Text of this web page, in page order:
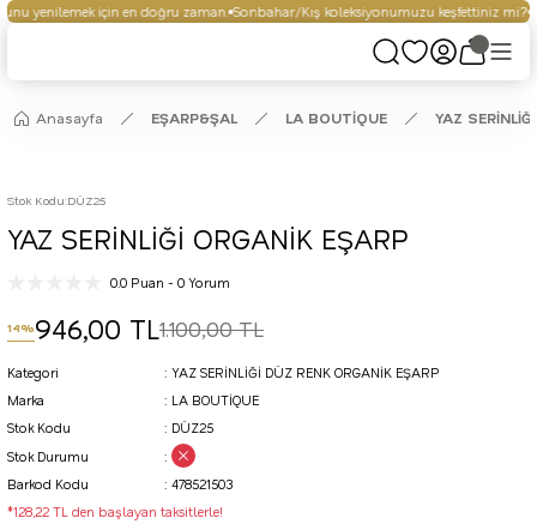
yenilemek için en doğru zaman. Sonbahar/Kış koleksiyonumuzu keşfettiniz mi?
Anasayfa EŞARP&ŞAL LA BOUTİQUE YAZ
Stok Kodu:DÜZ25
YAZ SERİNLİĞİ ORGANİK EŞARP
0.0 Puan - 0 Yorum
14%946,00 TL1.100,00 TL
Kategori
YAZ SERİNLİĞİ DÜZ RENK ORGANİK EŞARP
Marka
LA BOUTİQUE
Stok Kodu
DÜZ25
Stok Durumu
Barkod Kodu
478521503
*128,22 TL den başlayan taksitlerle!